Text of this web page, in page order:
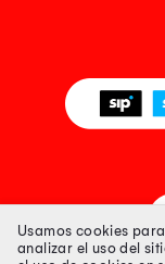
Usamos cookies
analizar el uso del